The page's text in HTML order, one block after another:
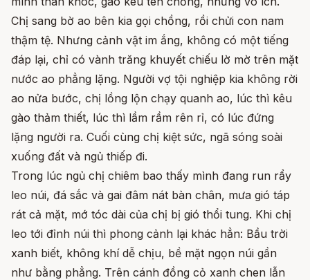
Chị sang bờ ao bên kia gọi chồng, rồi chửi con nam
thậm tệ. Nhưng cảnh vật im ắng, không có một tiếng
đáp lại, chỉ có vành trăng khuyết chiếu lờ mờ trên mặt
nước ao phẳng lặng. Người vợ tội nghiệp kia không rời
ao nửa bước, chị lồng lộn chạy quanh ao, lúc thì kêu
gào thảm thiết, lúc thì lầm rầm rên rỉ, có lúc đứng
lặng người ra. Cuối cùng chị kiệt sức, ngã sóng soài
xuống đất và ngủ thiếp đi.
Trong lúc ngủ chị chiêm bao thấy mình đang run rẩy
leo núi, đá sắc và gai đâm nát bàn chân, mưa gió táp
rát cả mặt, mớ tóc dài của chị bị gió thổi tung. Khi chị
leo tới đỉnh núi thì phong cảnh lại khác hẳn: Bầu trời
xanh biết, không khí dễ chịu, bề mặt ngọn núi gần
như bằng phẳng. Trên cánh đồng cỏ xanh chen lẫn